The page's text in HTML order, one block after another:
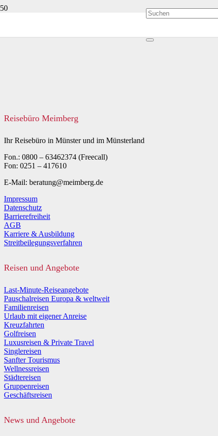
Reisebüro Meimberg
Ihr Reisebüro in Münster und im Münsterland
Fon.: 0800 – 63462374 (Freecall)
Fon: 0251 – 417610
E-Mail: beratung@meimberg.de
Impressum
Datenschutz
Barrierefreiheit
AGB
Karriere & Ausbildung
Streitbeilegungsverfahren
Reisen und Angebote
Last-Minute-Reiseangebote
Pauschalreisen Europa & weltweit
Familienreisen
Urlaub mit eigener Anreise
Kreuzfahrten
Golfreisen
Luxusreisen & Private Travel
Singlereisen
Sanfter Tourismus
Wellnessreisen
Städtereisen
Gruppenreisen
Geschäftsreisen
News und Angebote